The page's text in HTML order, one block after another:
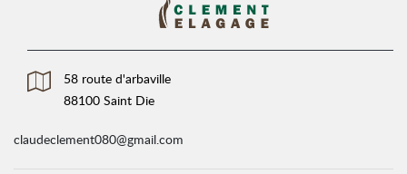
58 route d'arbaville
88100 Saint Die
claudeclement080@gmail.com